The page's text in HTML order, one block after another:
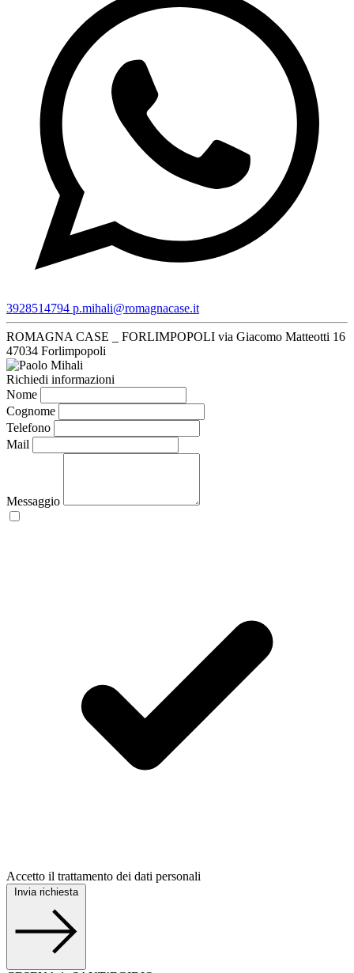
3928514794 p.mihali@romagnacase.it
ROMAGNA CASE _ FORLIMPOPOLI via Giacomo Matteotti 16
47034 Forlimpopoli
Richiedi informazioni
Nome
Cognome
Telefono
Mail
Messaggio
Accetto il trattamento dei dati personali
Invia richiesta